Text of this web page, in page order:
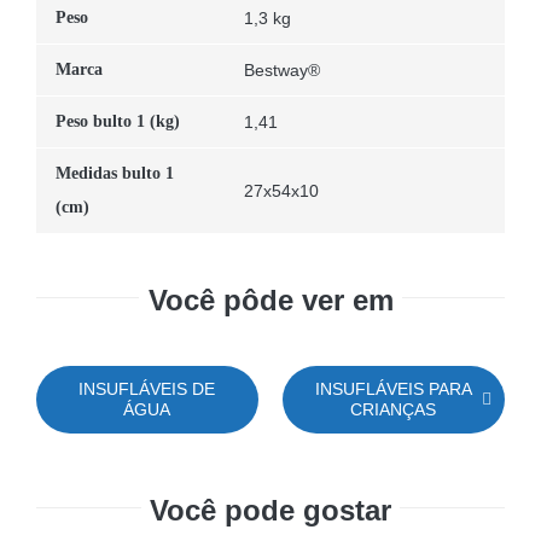
Peso 1,3 kg
Marca Bestway®
Peso bulto 1 (kg) 1,41
Medidas bulto 1
(cm)
27x54x10
Você pôde ver em
INSUFLÁVEIS DE
ÁGUA
INSUFLÁVEIS PARA
CRIANÇAS
Você pode gostar